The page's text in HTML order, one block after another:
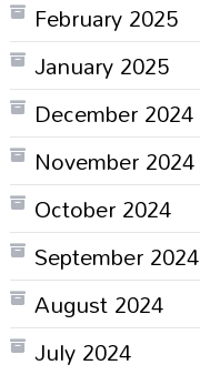
February 2025
January 2025
December 2024
November 2024
October 2024
September 2024
August 2024
July 2024